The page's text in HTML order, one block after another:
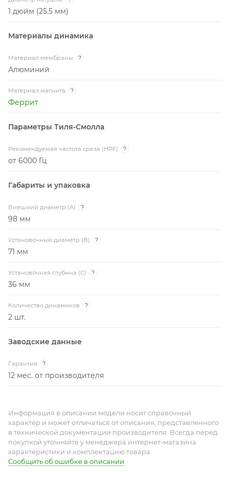
1 дюйм (25.5 мм)
Материалы динамика
Материал мембраны ?
Алюминий
Материал магнита ?
Феррит
Параметры Тиля-Смолла
Рекомендуемая частота среза (HPF) ?
от 6000 Гц
Габариты и упаковка
Внешний диаметр (A) ?
98 мм
Установочный диаметр (B) ?
71 мм
Установочная глубина (C) ?
36 мм
Количество динамиков ?
2 шт.
Заводские данные
Гарантия ?
12 мес. от производителя
Информация в описании модели носит справочный
характер и может отличаться от описания, представленного
в технической документации производителя. Всегда перед
покупкой уточняйте у менеджера интернет-магазина
характеристики и комплектацию товара.
Сообщить об ошибке в описании